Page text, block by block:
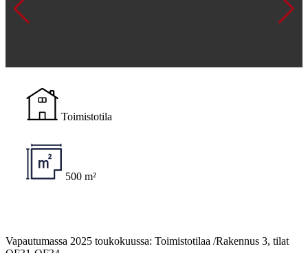
Toimistotila
500 m²
Vapautumassa 2025 toukokuussa: Toimistotilaa /Rakennus 3, tilat